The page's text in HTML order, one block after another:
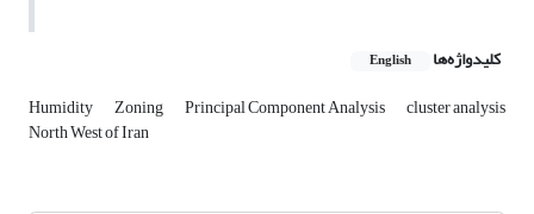
کلیدواژه‌ها English
Humidity Zoning Principal Component Analysis cluster analysis
North West of Iran